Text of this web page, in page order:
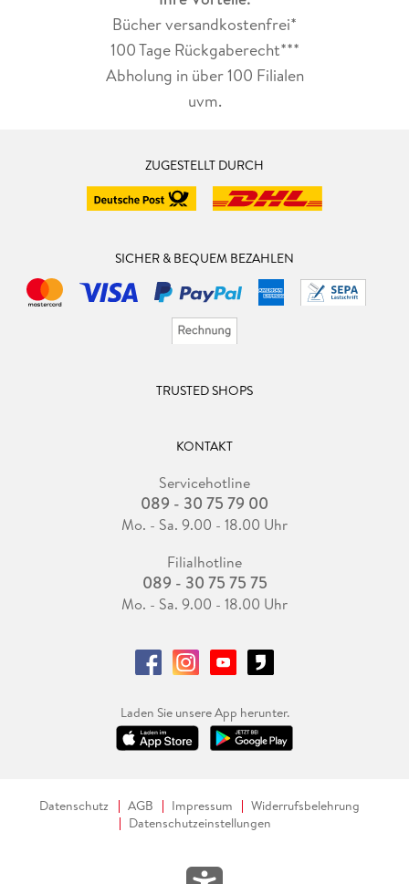
Bücher versandkostenfrei*
100 Tage Rückgaberecht***
Abholung in über 100 Filialen
uvm.
ZUGESTELLT DURCH
SICHER & BEQUEM BEZAHLEN
TRUSTED SHOPS
KONTAKT
Servicehotline
089 - 30 75 79 00
Mo. - Sa. 9.00 - 18.00 Uhr
Filialhotline
089 - 30 75 75 75
Mo. - Sa. 9.00 - 18.00 Uhr
Laden Sie unsere App herunter.
Datenschutz AGB Impressum
Widerrufsbelehrung
Datenschutzeinstellungen